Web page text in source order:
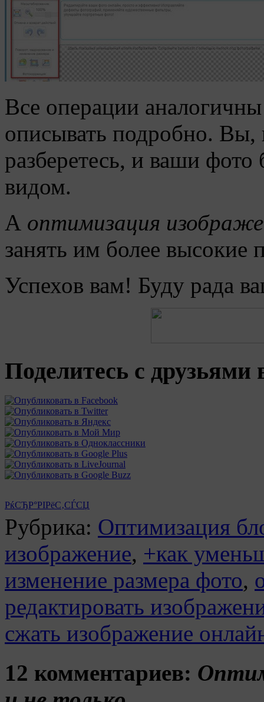
Все операции
описывать подробно. Вы,
разберетесь, и ваши фото
видом.
А оптимизация
занять им более высокие
Успехов вам! Буду рада
Поделитесь с друзьями
РќСЂР°РІРёС‚СЃСЏ
Рубрика: Оптимизация
изображение, +как
изменение размера фото,
редактировать
сжать изображение
12 комментариев: